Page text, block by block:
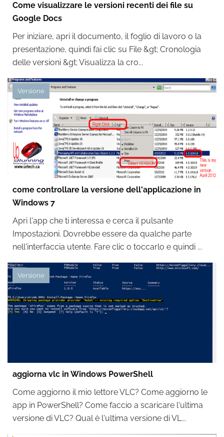
Come visualizzare le versioni recenti dei file su
Google Docs
Per iniziare, apri il documento, il foglio di lavoro o la
presentazione, quindi fai clic su File &gt; Cronologia
delle versioni &gt; Visualizza la cro...
Versione
come controllare la versione dell'applicazione in
Windows 7
Apri l'app che ti interessa e cerca il pulsante
Impostazioni. Dovrebbe essere da qualche parte
nell'interfaccia utente. Fare clic o toccarlo e quindi ...
Versione
aggiorna vlc in Windows PowerShell
Come aggiorno il mio lettore VLC? Come aggiorno le
app in PowerShell? Come faccio a scaricare l'ultima
versione di VLC? Qual è l'ultima versione di VL...